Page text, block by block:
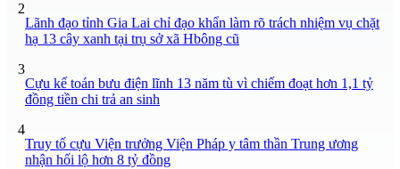
2
Lãnh đạo tỉnh Gia Lai chỉ đạo khẩn làm rõ trách nhiệm vụ chặt
hạ 13 cây xanh tại trụ sở xã Hbông cũ
3
Cựu kế toán bưu điện lĩnh 13 năm tù vì chiếm đoạt hơn 1,1 tỷ
đồng tiền chi trả an sinh
4
Truy tố cựu Viện trưởng Viện Pháp y tâm thần Trung ương
nhận hối lộ hơn 8 tỷ đồng